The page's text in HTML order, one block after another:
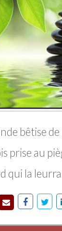
bêtise de
prise au
qui la